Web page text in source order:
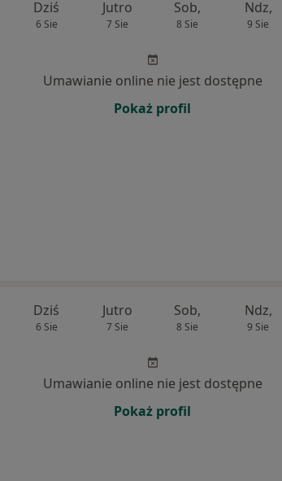
Dziś
6 Sie
Jutro
7 Sie
Sob,
8 Sie
Ndz,
9 Sie
Umawianie online nie jest dostępne
Pokaż profil
Dziś
6 Sie
Jutro
7 Sie
Sob,
8 Sie
Ndz,
9 Sie
Umawianie online nie jest dostępne
Pokaż profil